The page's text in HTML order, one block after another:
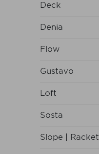
Deck
Denia
Flow
Gustavo
Loft
Sosta
Slope | Racket